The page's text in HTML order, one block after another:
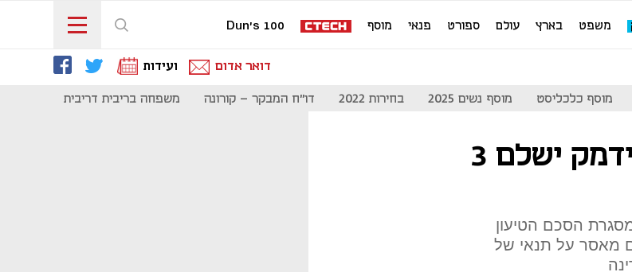
משפט בארץ עולם ספורט פנאי מוסף Dun's 100
דואר אדום ועידות
מוסף כלכליסט מוסף נשים 2025 בחירות 2022 דו"ח המבקר - קורונה משפחה בריבית דריבית
פרשת הלבנת ההון: גאידמק ישלם 3
הסכם הטיעון
מאסר על תנאי של